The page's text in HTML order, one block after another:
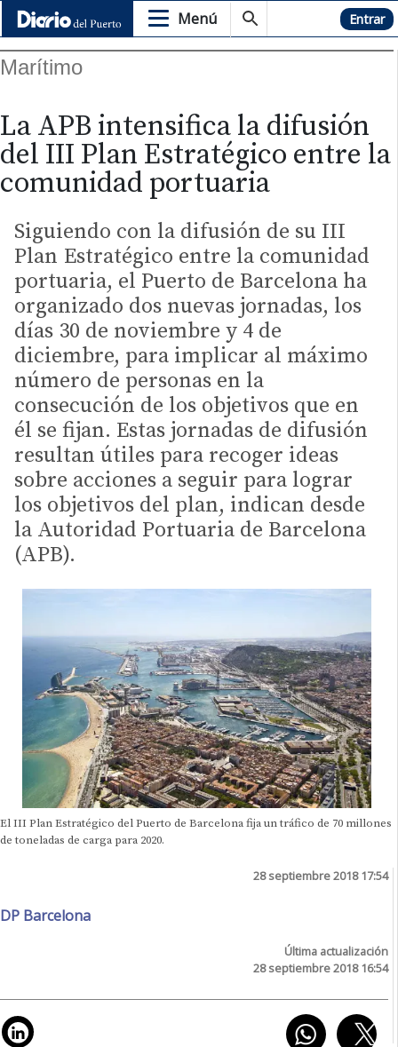
Menú Hemeroteca Entrar
Marítimo
La APB intensifica la difusión
del III Plan Estratégico entre la
comunidad portuaria
Siguiendo con la difusión de su III
Plan Estratégico entre la comunidad
portuaria, el Puerto de Barcelona ha
organizado dos nuevas jornadas, los
días 30 de noviembre y 4 de
diciembre, para implicar al máximo
número de personas en la
consecución de los objetivos que en
él se fijan. Estas jornadas de difusión
resultan útiles para recoger ideas
sobre acciones a seguir para lograr
los objetivos del plan, indican desde
la Autoridad Portuaria de Barcelona
(APB).
El III Plan Estratégico del Puerto de Barcelona fija un tráfico de 70 millones
de toneladas de carga para 2020.
28 septiembre 2018 17:54
DP Barcelona
Última actualización
28 septiembre 2018 16:54